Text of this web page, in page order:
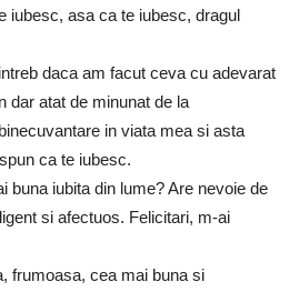
iubesc, asa ca te iubesc, dragul
daca am facut ceva cu adevarat
dar atat de minunat de la
in viata mea si asta
ca te iubesc.
buna iubita din lume? Are nevoie de
si afectuos. Felicitari, m-ai
frumoasa, cea mai buna si